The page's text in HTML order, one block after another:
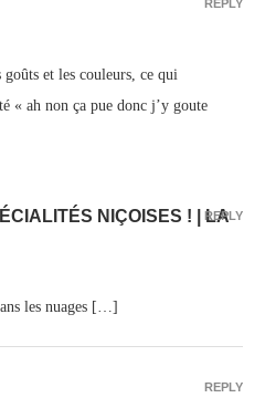
et les couleurs, ce qui
« ah non ça pue donc j’y goute
REPLY
NIÇOISES ! | LA
les nuages […]
REPLY
REPLY